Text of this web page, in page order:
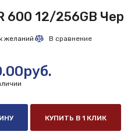
600 12/256GB
КУПИТЬ В 1 КЛИК